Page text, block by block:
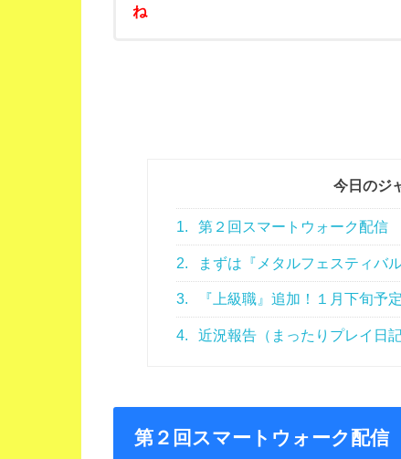
ね
今日のジ
1. 第２回スマートウォーク配信
2. まずは『メタルフェスティバ
3. 『上級職』追加！１月下旬予定
4. 近況報告（まったりプレイ日記
第２回スマートウォーク配信